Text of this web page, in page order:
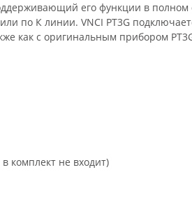
его функции в
по К линии. VNCI PT3G
как с оригинальным прибором
комплект не входит)